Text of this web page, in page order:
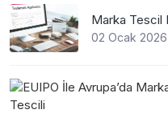
Marka Tescil
02 Ocak 2026